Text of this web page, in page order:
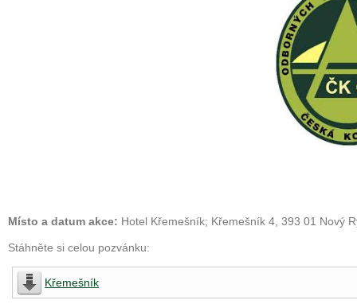
Místo a datum akce: Hotel Křemešník; Křemešník 4, 393 01 Nový
Stáhněte si celou pozvánku:
Křemešník